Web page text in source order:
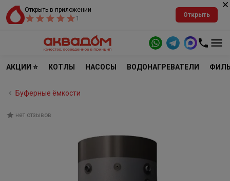
Открыть в приложении
1
Открыть
АКЦИИ ⭐ КОТЛЫ НАСОСЫ ВОДОНАГРЕВАТЕЛИ
Буферные ёмкости
нет отзывов